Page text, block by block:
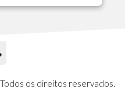
os direitos reservados.